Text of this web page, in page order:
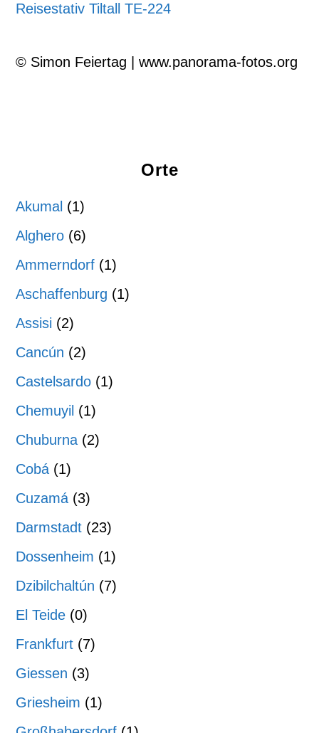
Reisestativ Tiltall TE-224
© Simon Feiertag | www.panorama-fotos.org
Orte
Akumal (1)
Alghero (6)
Ammerndorf (1)
Aschaffenburg (1)
Assisi (2)
Cancún (2)
Castelsardo (1)
Chemuyil (1)
Chuburna (2)
Cobá (1)
Cuzamá (3)
Darmstadt (23)
Dossenheim (1)
Dzibilchaltún (7)
El Teide (0)
Frankfurt (7)
Giessen (3)
Griesheim (1)